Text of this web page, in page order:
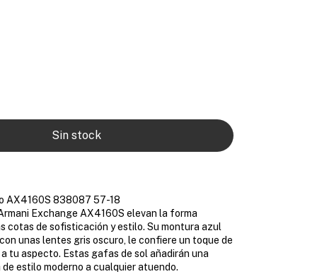
AX4160S 838087 57-18
Exchange AX4160S elevan la forma
cotas de sofisticación y estilo. Su montura azul
unas lentes gris oscuro, le confiere un toque de
tu aspecto. Estas gafas de sol añadirán una
estilo moderno a cualquier atuendo.